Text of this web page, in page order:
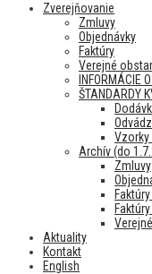
Zverejňovanie
Zmluvy
Objednávky
Faktúry
Verejné
INFORMÁCIE
ŠTANDARDY
Vzorky
Archív (do
Zmluvy
Aktuality
Kontakt
English